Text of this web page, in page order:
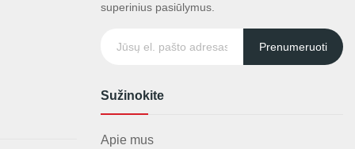
superinius pasiūlymus.
Prenumeruoti
Sužinokite
Apie mus